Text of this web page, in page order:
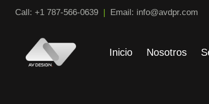
Saltar
Call: +1 787-566-0639 | Email: info@avdpr.com
Inicio Nosotros